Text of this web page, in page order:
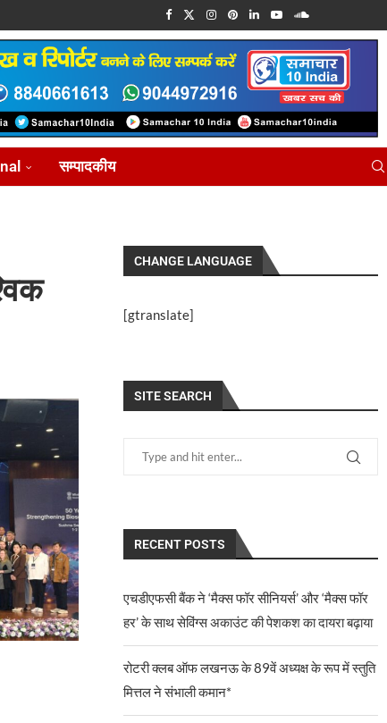
सम्पादकीय
CHANGE LANGUAGE
[gtranslate]
SITE SEARCH
RECENT POSTS
एचडीएफसी बैंक ने ‘मैक्स फॉर सीनियर्स’ और ‘मैक्स फॉर
हर’ के साथ सेविंग्स अकाउंट की पेशकश का दायरा बढ़ाया
रोटरी क्लब ऑफ लखनऊ के 89वें अध्यक्ष के रूप में स्तुति
मित्तल ने संभाली कमान*